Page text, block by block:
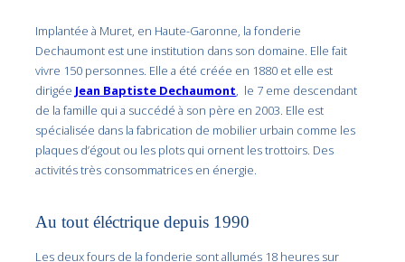
Implantée à Muret, en Haute-Garonne, la fonderie
Dechaumont est une institution dans son domaine. Elle fait
vivre 150 personnes. Elle a été créée en 1880 et elle est
dirigée Jean Baptiste Dechaumont, le 7 eme descendant
de la famille qui a succédé à son père en 2003. Elle est
spécialisée dans la fabrication de mobilier urbain comme les
plaques d’égout ou les plots qui ornent les trottoirs. Des
activités très consommatrices en énergie.
Au tout éléctrique depuis 1990
Les deux fours de la fonderie sont allumés 18 heures sur